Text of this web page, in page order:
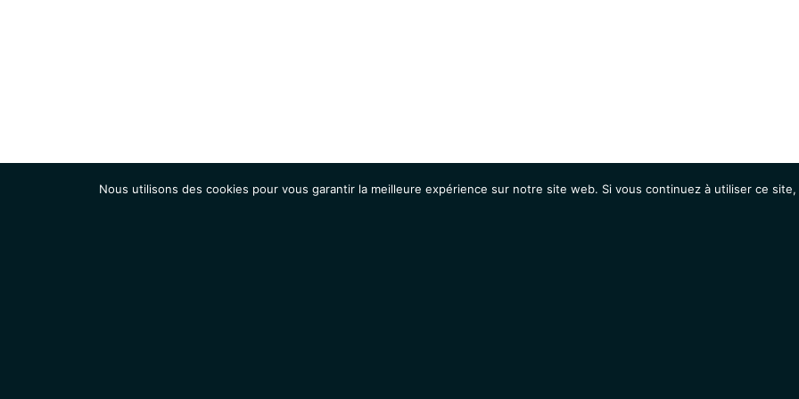
Nous utilisons des cookies pour vous garantir la meilleure expérience sur notre site web. Si vous continuez à utiliser ce